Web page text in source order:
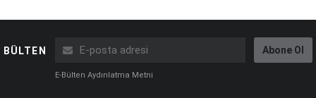
BÜLTEN Abone Ol
E-Bülten Aydınlatma Metni